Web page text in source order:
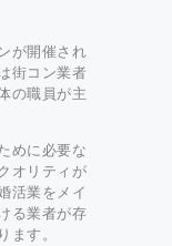
が開催され
街コン業者
の職員が主
めに必要な
オリティが
活業をメイ
る業者が存
す。